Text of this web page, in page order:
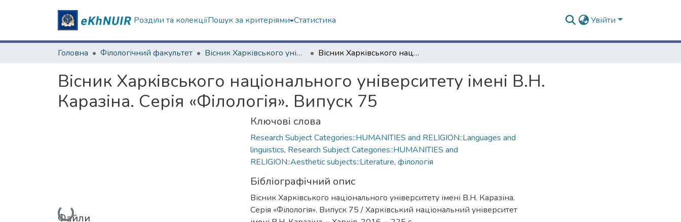
Розділи та колекціїПошук за критеріями Статистика Увійти
Головна Філологічний факультет Вісник Харківського університету. Серія "Філологія" Вісник Харківського національного університету імені В.Н. Каразіна. Серія «Філологія». Випуск 75
Вісник Харківського національного університету імені В.Н.
Каразіна. Серія «Філологія». Випуск 75
Вантажиться...
Файли
Ключові слова
Research Subject Categories::HUMANITIES and RELIGION::Languages and
linguistics, Research Subject Categories::HUMANITIES and
RELIGION::Aesthetic subjects::Literature, філологія
Бібліографічний опис
Вісник Харківського національного університету імені В.Н. Каразіна.
Серія «Філологія». Випуск 75 / Харківський національний університет